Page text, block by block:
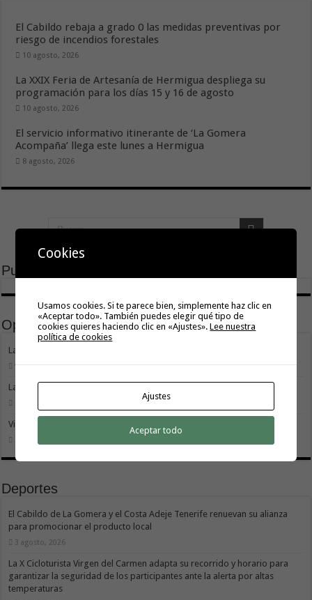
El Cabildo rebaja a grado 0 las medidas preventivas por
riesgo de incendios forestales
10 agosto, 2026
La XXIX Feria de Artesanía de Hermigua despliega su
programación para los días 15 y 16 de agosto
10 agosto, 2026
El servicio informativo itinerante de ‘La Gomera
Acompaña’ llega este lunes a Hermigua
8 agosto, 2026
Publicidad
Opinión
La movilidad también construye isla
9 agosto, 2026
La Gomera transforma su modelo energético
Vivir donde se estudia: una cuestión de igualdad entre islas
Deportes
El Cabildo de La Gomera y el Costa Adeje Tenerife renuevan su alianza
para promocionar el producto local
3 agosto, 2026
La X Cicloturista Virgen del Carmen adapta su recorrido y horario para
garantizar la seguridad de los participantes ante la alerta por altas
temperaturas
Cookies
Usamos cookies. Si te parece bien, simplemente haz clic en
«Aceptar todo». También puedes elegir qué tipo de
cookies quieres haciendo clic en «Ajustes».Lee nuestra
política de cookies
Ajustes
Aceptar todo